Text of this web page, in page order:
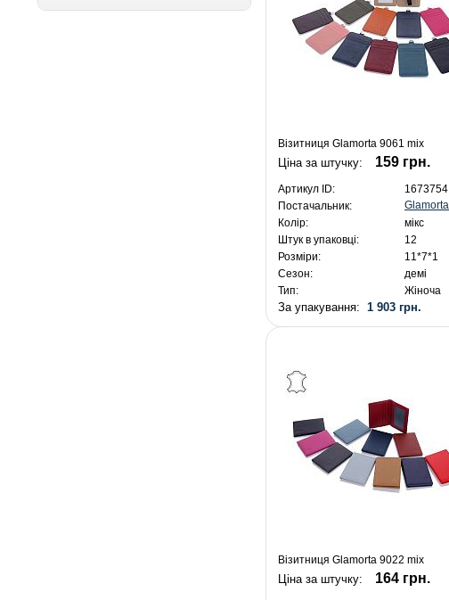
Візитниця Glamorta 9061 mix
Ціна за штучку: 159 грн.
Артикул ID:
1673754
Постачальник:
Glamorta
Колір:
мікс
Штук в упаковці:
12
Розміри:
11*7*1
Сезон:
демі
Тип:
Жіноча
За упакування:1 903 грн.
Візитниця Glamorta 9022 mix
Ціна за штучку: 164 грн.